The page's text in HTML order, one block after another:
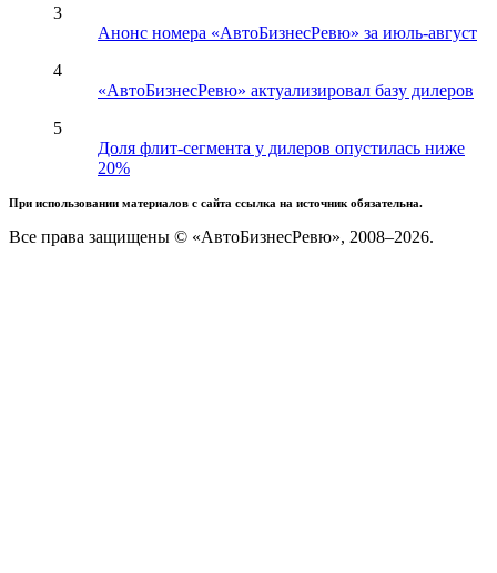
3
Анонс номера «АвтоБизнесРевю» за июль-август
4
«АвтоБизнесРевю» актуализировал базу дилеров
5
Доля флит-сегмента у дилеров опустилась ниже
20%
При использовании материалов с сайта ссылка на источник обязательна.
Все права защищены © «АвтоБизнесРевю», 2008–2026.